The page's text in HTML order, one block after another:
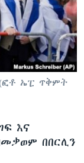
(ፎቶ ኤፒ ጥቅምት
እና
በበርሊን